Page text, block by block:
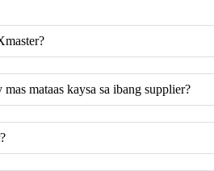
mataas kaysa sa ibang supplier?